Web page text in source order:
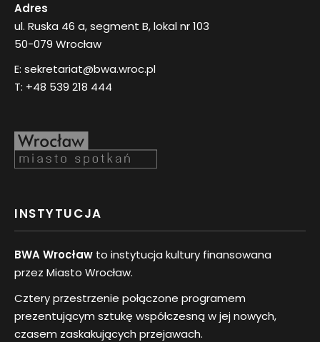
Adres
ul. Ruska 46 a, segment B, lokal nr 103
50-079 Wrocław
E: sekretariat@bwa.wroc.pl
T: +48 539 218 444
INSTYTUCJA
BWA Wrocław to instytucja kultury finansowana
przez Miasto Wrocław.
Cztery przestrzenie połączone programem
prezentującym sztukę współczesną w jej nowych,
czasem zaskakujących przejawach.